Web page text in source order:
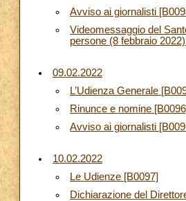
Avviso ai giornalisti
Videomessaggio del
persone (8 febbraio
09.02.2022
L’Udienza Generale
Rinunce e nomine
Avviso ai giornalisti
10.02.2022
Le Udienze [B0097]
Dichiarazione del